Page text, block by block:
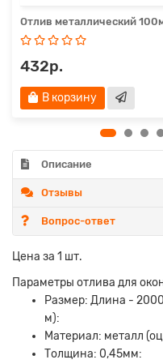
Отлив металлический
432р.
В корзину
Описание
Отзывы
Вопрос-ответ
Цена за 1 шт.
Параметры отлива для
Размер: Длина -
м):
Материал: металл
Толщина: 0,45мм: